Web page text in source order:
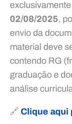
02/08/2025,
envio da
material deve
contendo RG
graduação e
análise
🔗 Clique aqui